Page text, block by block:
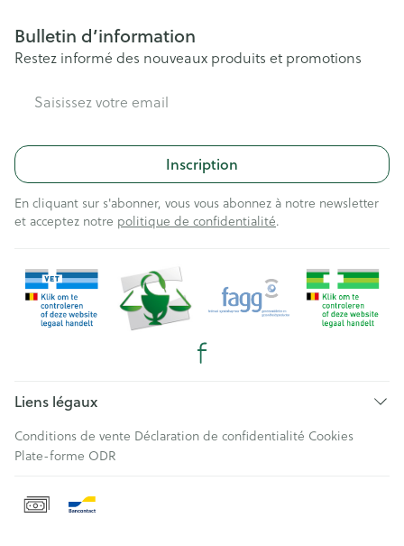
Bulletin d’information
Restez informé des nouveaux produits et promotions
Inscription
En cliquant sur s'abonner, vous vous abonnez à notre newsletter
et acceptez notre politique de confidentialité.
Liens légaux
Conditions de vente Déclaration de confidentialité Cookies
Plate-forme ODR